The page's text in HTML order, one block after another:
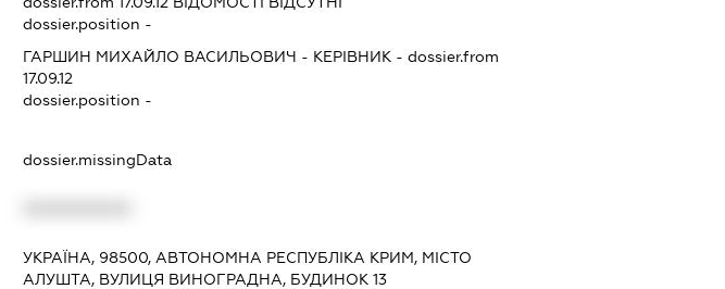
dossier.position -
ГАРШИН МИХАЙЛО ВАСИЛЬОВИЧ - КЕРІВНИК - dossier.from
17.09.12
dossier.position -
dossier.missingData
УКРАЇНА, 98500, АВТОНОМНА РЕСПУБЛІКА КРИМ, МІСТО
АЛУШТА, ВУЛИЦЯ ВИНОГРАДНА, БУДИНОК 13